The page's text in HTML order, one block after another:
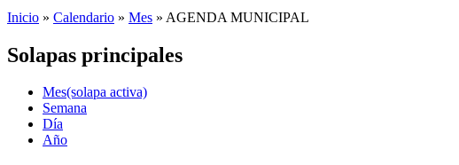
Inicio » Calendario » Mes » AGENDA MUNICIPAL
Solapas principales
Mes(solapa activa)
Semana
Día
Año